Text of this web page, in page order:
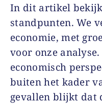
In dit artikel
standpunten. We
economie, met
voor onze
economisch
buiten het kader
gevallen blijkt dat